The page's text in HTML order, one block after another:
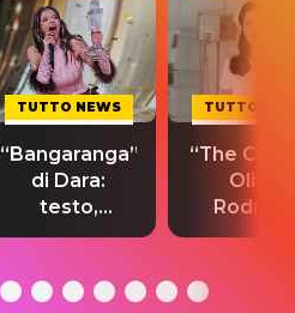
TUTTO NEWS
“Bangaranga”
di Dara:
testo,
traduzione e
del singolo
TUTTO
“The
Olivia
testo,